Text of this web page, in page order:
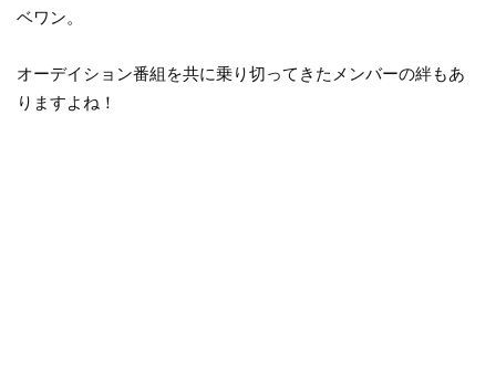
ベワン。
オーデイション番組を共に乗り切ってきたメンバーの絆もあ
りますよね！